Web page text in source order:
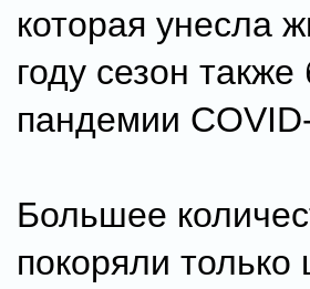
которая унесла
году сезон
пандемии
Большее
покоряли